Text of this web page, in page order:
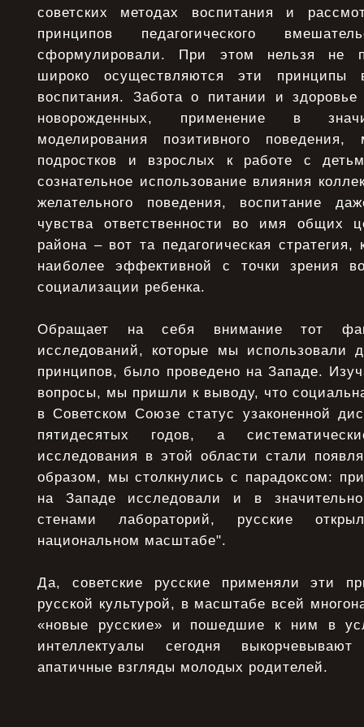
советских методах воспитания и
принципов педагогического
сформулировали. При этом нельзя не
широко осуществляются эти принципы в
воспитания. Забота о питании и
новорожденных, применение в
моделирования позитивного поведения,
подростков и взрослых к работе с
сознательное использование влияния
желательного поведения, воспитание
чувства ответственности во имя общих
района – вот та педагогическая стратегия,
наиболее эффективной с точки зрения
социализации ребенка.
Обращает на себя внимание тот
исследований, которые мы использовали
принципов, было проведено на Западе.
вопросы, мы пришли к выводу, что
в Советском Союзе статус узаконенной
пятидесятых годов, а
исследования в этой области стали
образом, мы столкнулись с парадоксом:
на Западе исследовали и в
стенами лабораторий, русские
национальном масштабе".
Да, советские русские применяли эти
русской культурой, в масштабе всей
«новые русские» и пошедшие к ним в
интеллектуалы сегодня
апатичные взгляды молодых родителей.